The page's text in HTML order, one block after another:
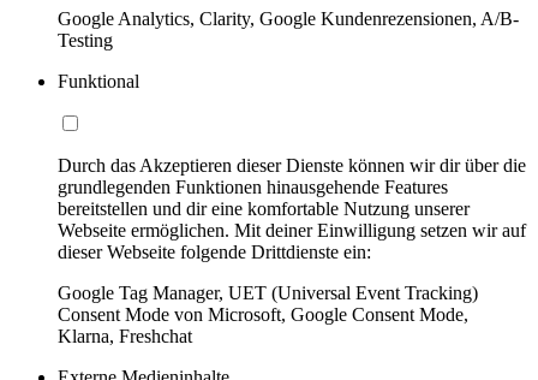
Google Analytics, Clarity, Google Kundenrezensionen, A/B-
Testing
Funktional
Durch das Akzeptieren dieser Dienste können wir dir über die
grundlegenden Funktionen hinausgehende Features
bereitstellen und dir eine komfortable Nutzung unserer
Webseite ermöglichen. Mit deiner Einwilligung setzen wir auf
dieser Webseite folgende Drittdienste ein:
Google Tag Manager, UET (Universal Event Tracking)
Consent Mode von Microsoft, Google Consent Mode,
Klarna, Freshchat